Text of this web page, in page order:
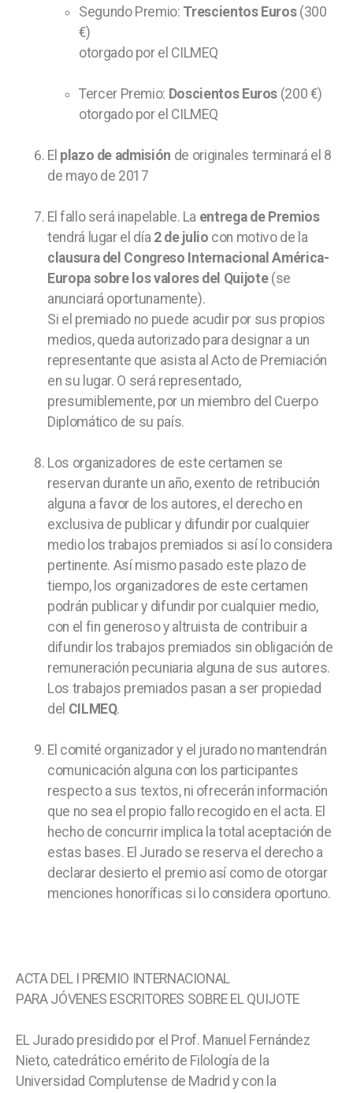
Segundo Premio: Trescientos Euros(300
€)
otorgado por el CILMEQ
Tercer Premio: Doscientos Euros (200 €)
otorgado por el CILMEQ
El plazo de admisión de originales terminará el 8
de mayo de 2017
El fallo será inapelable. La entrega de Premios
tendrá lugar el día 2 de julio con motivo de la
clausura del Congreso Internacional América-
Europa sobre los valores del Quijote(se
anunciará oportunamente).
Si el premiado no puede acudir por sus propios
medios, queda autorizado para designar a un
representante que asista al Acto de Premiación
en su lugar. O será representado,
presumiblemente, por un miembro del Cuerpo
Diplomático de su país.
Los organizadores de este certamen se
reservan durante un año, exento de retribución
alguna a favor de los autores, el derecho en
exclusiva de publicar y difundir por cualquier
medio los trabajos premiados si así lo considera
pertinente. Así mismo pasado este plazo de
tiempo, los organizadores de este certamen
podrán publicar y difundir por cualquier medio,
con el fin generoso y altruista de contribuir a
difundir los trabajos premiados sin obligación de
remuneración pecuniaria alguna de sus autores.
Los trabajos premiados pasan a ser propiedad
del CILMEQ.
El comité organizador y el jurado no mantendrán
comunicación alguna con los participantes
respecto a sus textos, ni ofrecerán información
que no sea el propio fallo recogido en el acta. El
hecho de concurrir implica la total aceptación de
estas bases. El Jurado se reserva el derecho a
declarar desierto el premio así como de otorgar
menciones honoríficas si lo considera oportuno.
ACTA DEL I PREMIO INTERNACIONAL
PARA JÓVENES ESCRITORES SOBRE EL QUIJOTE
EL Jurado presidido por el Prof. Manuel Fernández
Nieto, catedrático emérito de Filología de la
Universidad Complutense de Madrid y con la